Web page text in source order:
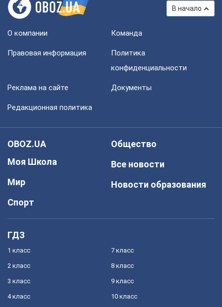
В начало
О компании Команда
Правовая информация
Политика
конфиденциальности
Реклама на сайте Документы
Редакционная политика
OBOZ.UA
Моя Школа
Мир
Спорт
Общество
Все новости
Новости образования
ГДЗ
1 класс
2 класс
3 класс
4 класс
7 класс
8 класс
9 класс
10 класс